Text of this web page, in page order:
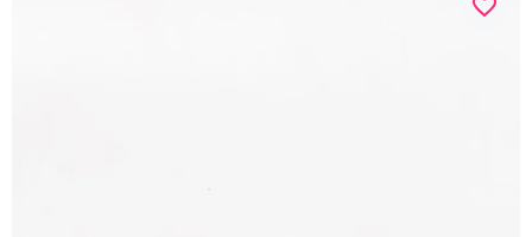
favorite_border